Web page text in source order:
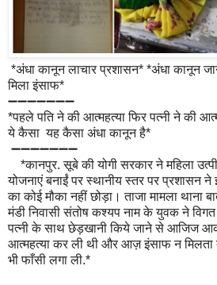
*अंधा कानून लाचार प्रशासन* *अंधा कानून
मिला इंसाफ*
➖➖➖➖➖➖➖
*पहले पति ने की आत्महत्या फिर पत्नी ने की
ये कैसा यह कैसा अंधा कानून है*
➖➖➖➖➖➖➖
*कानपुर. सूबे की योगी सरकार ने महिला
योजनाएं बनाईं पर स्‍थानीय स्‍तर पर प्रशासन
का कोई मौका नहीं छोड़ा। ताजा मामला थाना
मंडी निवासी संतोष कश्यप नाम के युवक ने विगत
पत्नी के साथ छेड़खानी किये जाने से आजिज
आत्महत्या कर ली थी और आज़ इंसाफ न मिलता
भी फाँसी लगा ली.*